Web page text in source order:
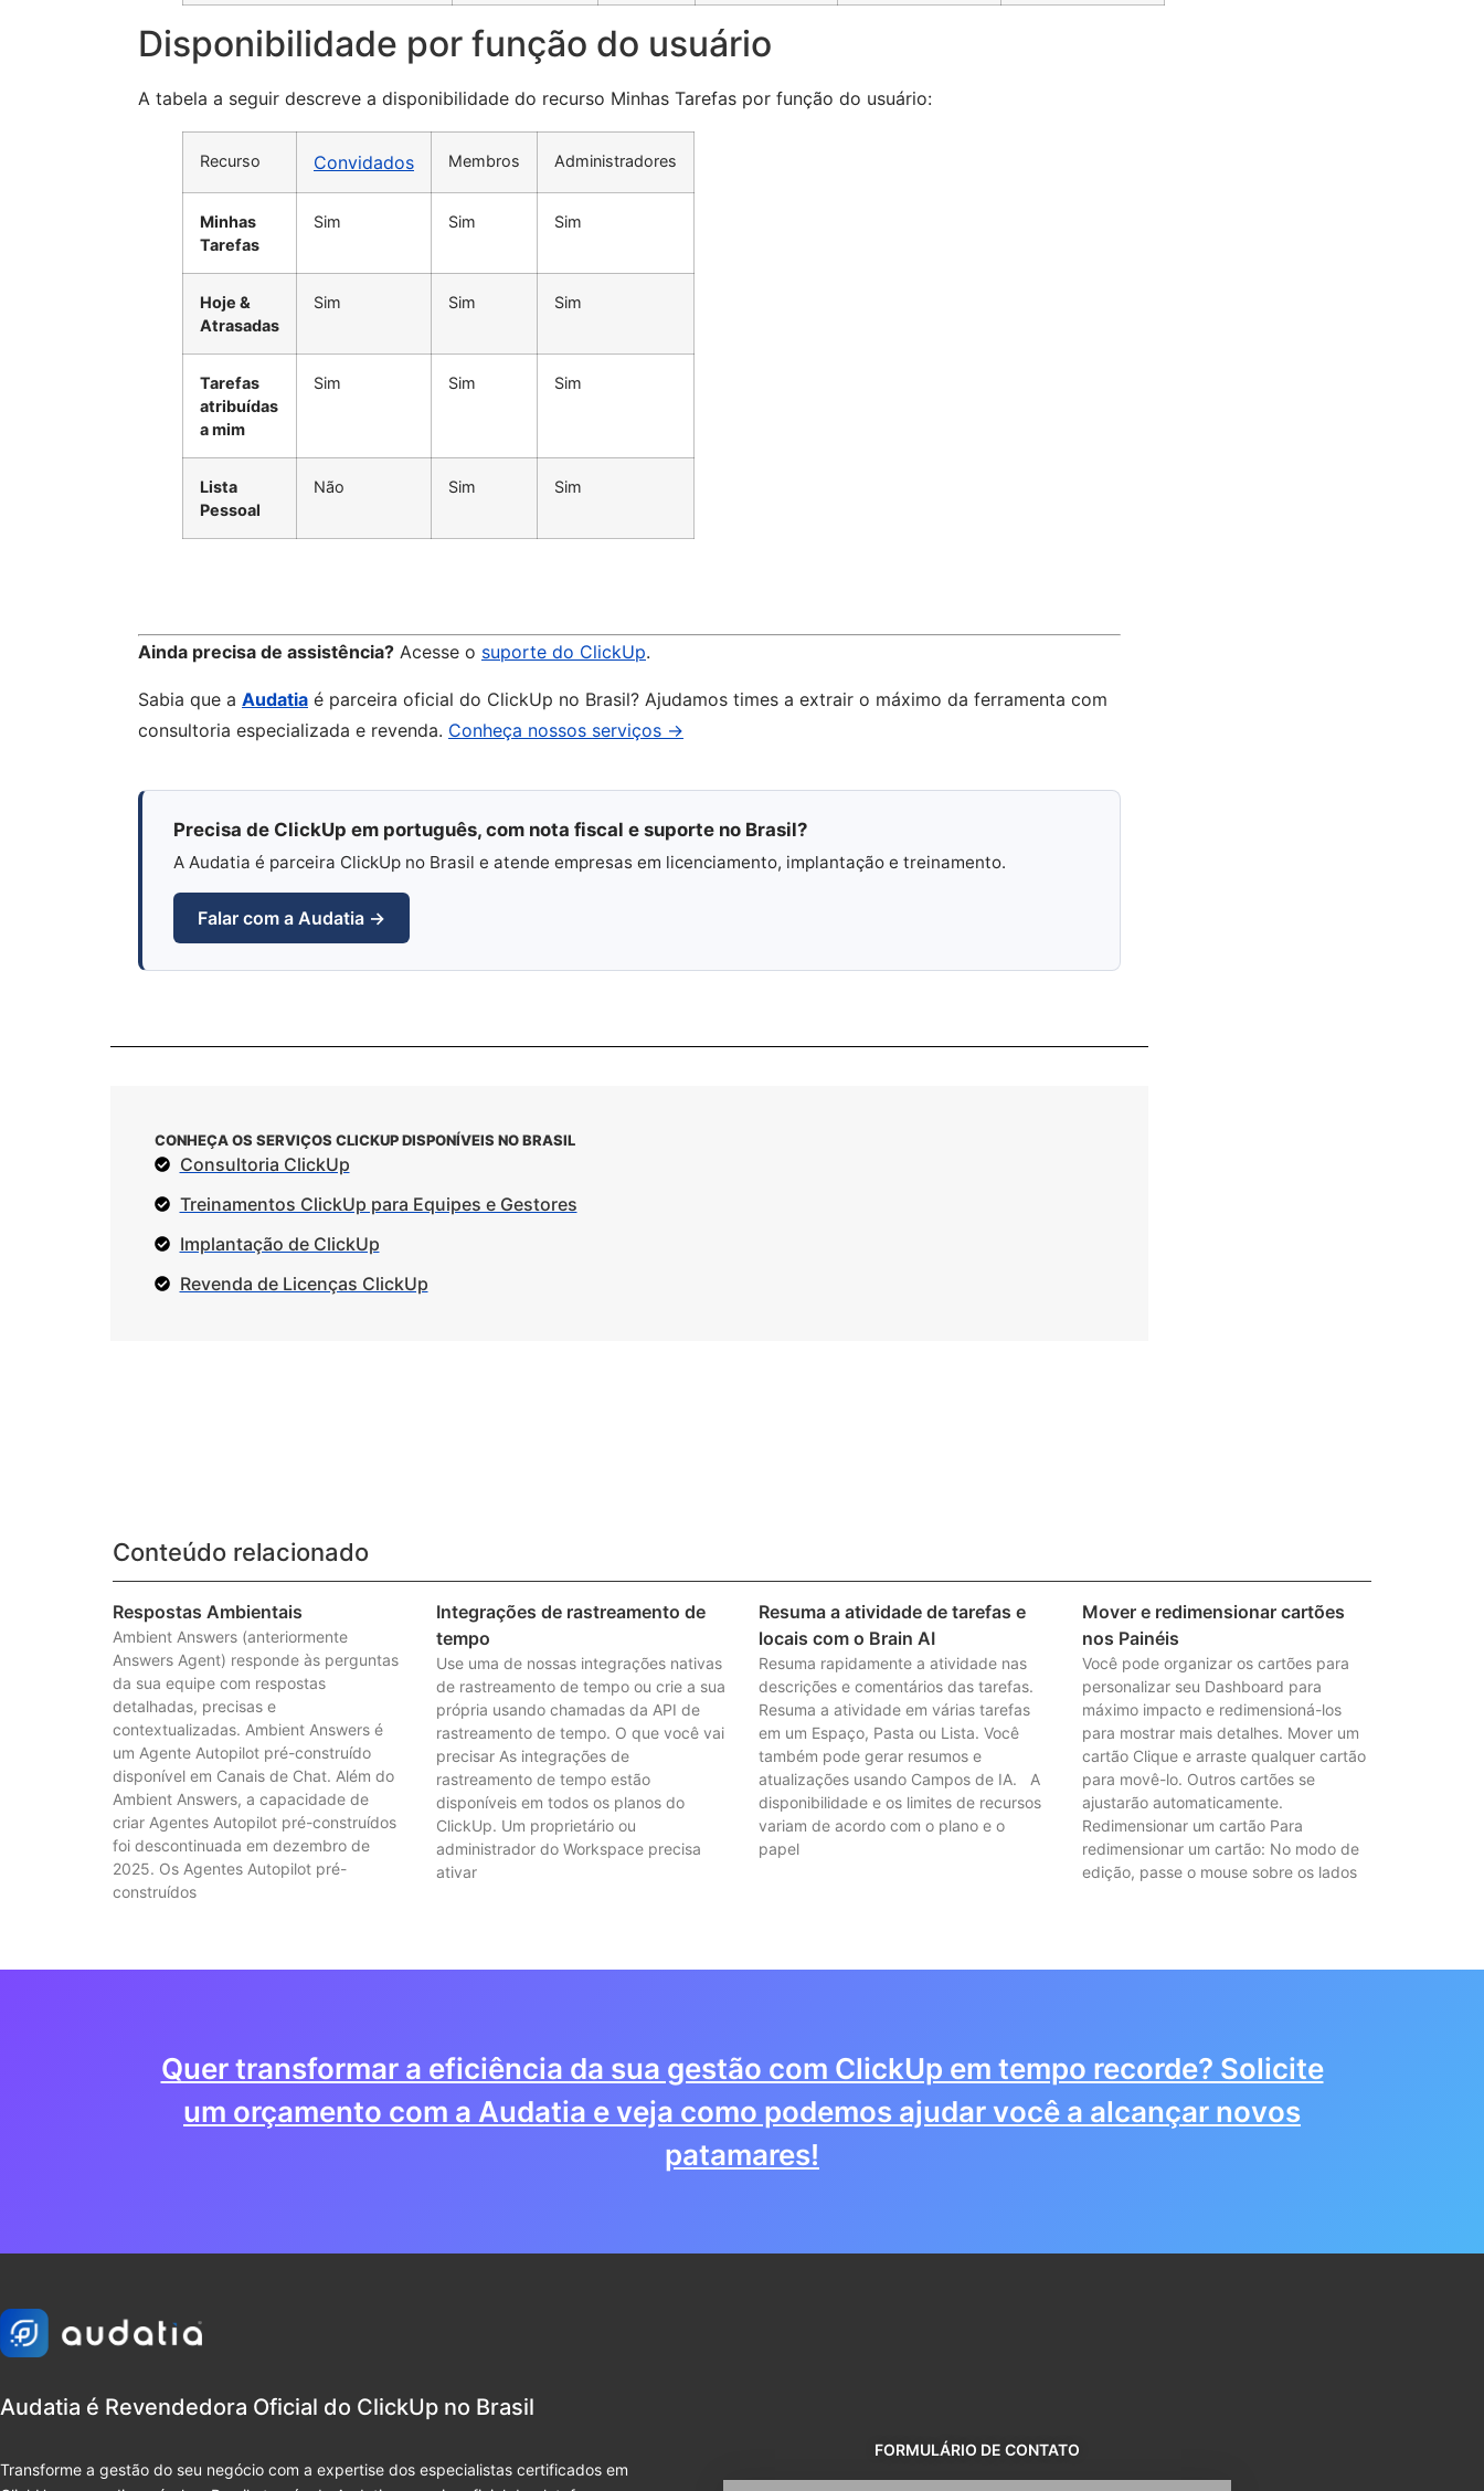
Disponibilidade por função do usuário
A tabela a seguir descreve a disponibilidade do recurso Minhas Tarefas por função do usuário:
Recurso Convidados Membros Administradores
Minhas
Tarefas
Sim Sim Sim
Hoje &
Atrasadas
Sim Sim Sim
Tarefas
atribuídas
a mim
Sim Sim Sim
Lista
Pessoal
Não Sim Sim
Ainda precisa de assistência? Acesse o suporte do ClickUp.
Sabia que a Audatia é parceira oficial do ClickUp no Brasil? Ajudamos times a extrair o máximo da ferramenta com
consultoria especializada e revenda. Conheça nossos serviços →
Precisa de ClickUp em português, com nota fiscal e suporte no Brasil?
A Audatia é parceira ClickUp no Brasil e atende empresas em licenciamento, implantação e treinamento.
Falar com a Audatia →
CONHEÇA OS SERVIÇOS CLICKUP DISPONÍVEIS NO BRASIL
Consultoria ClickUp
Treinamentos ClickUp para Equipes e Gestores
Implantação de ClickUp
Revenda de Licenças ClickUp
Conteúdo relacionado
Respostas Ambientais
Ambient Answers (anteriormente
Answers Agent) responde às perguntas
da sua equipe com respostas
detalhadas, precisas e
contextualizadas. Ambient Answers é
um Agente Autopilot pré-construído
disponível em Canais de Chat. Além do
Ambient Answers, a capacidade de
criar Agentes Autopilot pré-construídos
foi descontinuada em dezembro de
2025. Os Agentes Autopilot pré-
construídos
Integrações de rastreamento de
tempo
Use uma de nossas integrações nativas
de rastreamento de tempo ou crie a sua
própria usando chamadas da API de
rastreamento de tempo. O que você vai
precisar As integrações de
rastreamento de tempo estão
disponíveis em todos os planos do
ClickUp. Um proprietário ou
administrador do Workspace precisa
ativar
Resuma a atividade de tarefas e
locais com o Brain AI
Resuma rapidamente a atividade nas
descrições e comentários das tarefas.
Resuma a atividade em várias tarefas
em um Espaço, Pasta ou Lista. Você
também pode gerar resumos e
atualizações usando Campos de IA. A
disponibilidade e os limites de recursos
variam de acordo com o plano e o
papel
Mover e redimensionar cartões
nos Painéis
Você pode organizar os cartões para
personalizar seu Dashboard para
máximo impacto e redimensioná-los
para mostrar mais detalhes. Mover um
cartão Clique e arraste qualquer cartão
para movê-lo. Outros cartões se
ajustarão automaticamente.
Redimensionar um cartão Para
redimensionar um cartão: No modo de
edição, passe o mouse sobre os lados
Quer transformar a eficiência da sua gestão com ClickUp em tempo recorde? Solicite
um orçamento com a Audatia e veja como podemos ajudar você a alcançar novos
patamares!
Audatia é Revendedora Oficial do ClickUp no Brasil
Transforme a gestão do seu negócio com a expertise dos especialistas certificados em
FORMULÁRIO DE CONTATO